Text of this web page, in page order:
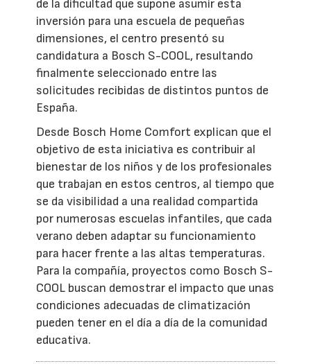
de la dificultad que supone asumir esta
inversión para una escuela de pequeñas
dimensiones, el centro presentó su
candidatura a Bosch S-COOL, resultando
finalmente seleccionado entre las
solicitudes recibidas de distintos puntos de
España.
Desde Bosch Home Comfort explican que el
objetivo de esta iniciativa es contribuir al
bienestar de los niños y de los profesionales
que trabajan en estos centros, al tiempo que
se da visibilidad a una realidad compartida
por numerosas escuelas infantiles, que cada
verano deben adaptar su funcionamiento
para hacer frente a las altas temperaturas.
Para la compañía, proyectos como Bosch S-
COOL buscan demostrar el impacto que unas
condiciones adecuadas de climatización
pueden tener en el día a día de la comunidad
educativa.